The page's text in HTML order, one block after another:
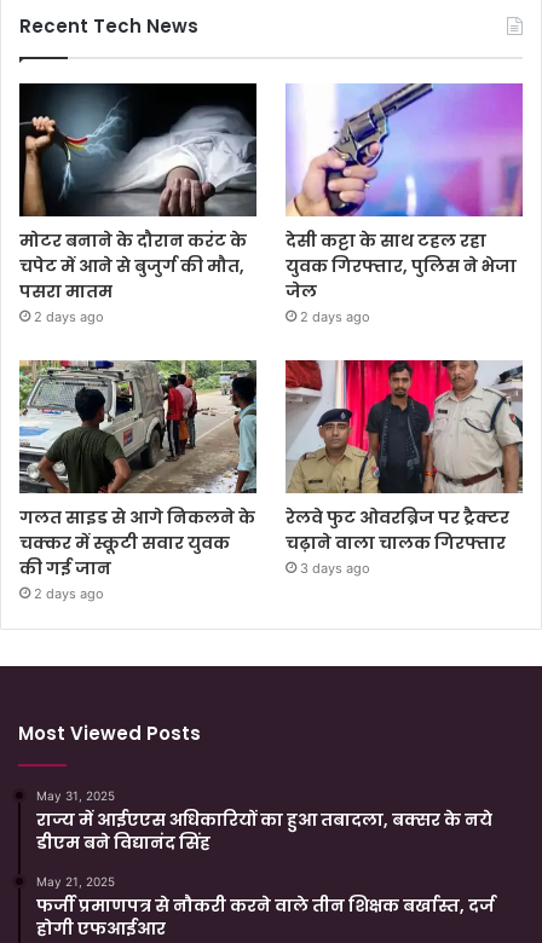
Recent Tech News
मोटर बनाने के दौरान करंट के
चपेट में आने से बुजुर्ग की मौत,
पसरा मातम
2 days ago
देसी कट्टा के साथ टहल रहा
युवक गिरफ्तार, पुलिस ने भेजा
जेल
2 days ago
गलत साइड से आगे निकलने के
चक्कर में स्कूटी सवार युवक
की गई जान
2 days ago
रेलवे फुट ओवरब्रिज पर ट्रैक्टर
चढ़ाने वाला चालक गिरफ्तार
3 days ago
Most Viewed Posts
May 31, 2025
राज्य में आईएएस अधिकारियों का हुआ तबादला, बक्सर के नये
डीएम बने विद्यानंद सिंह
May 21, 2025
फर्जी प्रमाणपत्र से नौकरी करने वाले तीन शिक्षक बर्खास्त, दर्ज
होगी एफआईआर